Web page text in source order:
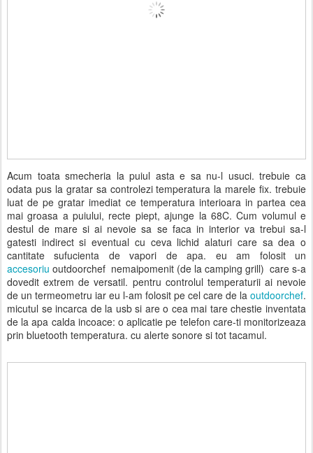
Acum toata smecheria la puiul asta e sa nu-l usuci. trebuie ca
odata pus la gratar sa controlezi temperatura la marele fix. trebuie
luat de pe gratar imediat ce temperatura interioara in partea cea
mai groasa a puiului, recte piept, ajunge la 68C. Cum volumul e
destul de mare si ai nevoie sa se faca in interior va trebui sa-l
gatesti indirect si eventual cu ceva lichid alaturi care sa dea o
cantitate sufucienta de vapori de apa. eu am folosit un
accesoriu outdoorchef nemaipomenit (de la camping grill) care s-a
dovedit extrem de versatil. pentru controlul temperaturii ai nevoie
de un termeometru iar eu l-am folosit pe cel care de la outdoorchef.
micutul se incarca de la usb si are o cea mai tare chestie inventata
de la apa calda incoace: o aplicatie pe telefon care-ti monitorizeaza
prin bluetooth temperatura. cu alerte sonore si tot tacamul.